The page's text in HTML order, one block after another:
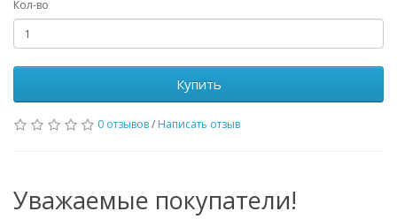
Кол-во
Купить
0 отзывов/ Написать отзыв
Уважаемые покупатели!